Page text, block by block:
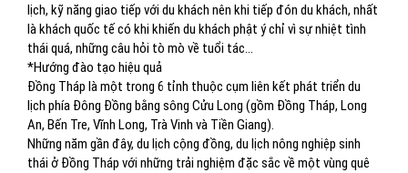
lịch, kỹ năng giao tiếp với du khách nên khi tiếp đón du khách, nhất
là khách quốc tế có khi khiến du khách phật ý chỉ vì sự nhiệt tình
thái quá, những câu hỏi tò mò về tuổi tác…
*Hướng đào tạo hiệu quả
Đồng Tháp là một trong 6 tỉnh thuộc cụm liên kết phát triển du
lịch phía Đông Đồng bằng sông Cửu Long (gồm Đồng Tháp, Long
An, Bến Tre, Vĩnh Long, Trà Vinh và Tiền Giang).
Những năm gần đây, du lịch cộng đồng, du lịch nông nghiệp sinh
thái ở Đồng Tháp với những trải nghiệm đặc sắc về một vùng quê